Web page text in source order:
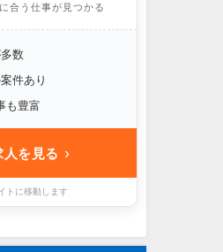
合う仕事が見つかる
数
件あり
も豊富
人を見る ›
トに移動します